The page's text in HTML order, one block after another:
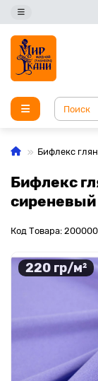
Бифлекс
Бифлекс
сиреневый
Код Товара:
220 гр/м²